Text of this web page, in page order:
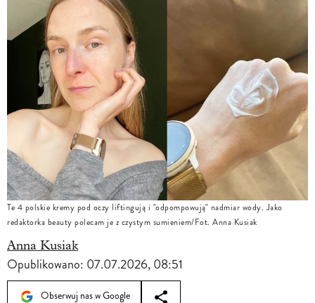
Te 4 polskie kremy pod oczy liftingują i "odpompowują" nadmiar wody. Jako
redaktorka beauty polecam je z czystym sumieniem/Fot. Anna Kusiak
Anna Kusiak
Opublikowano: 07.07.2026, 08:51
Obserwuj nas w Google